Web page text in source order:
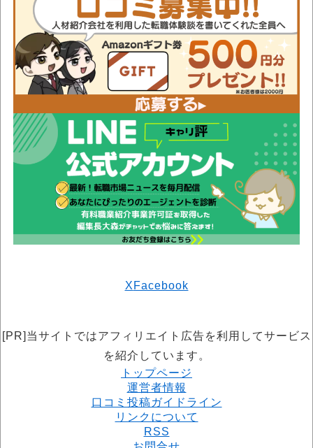
X Facebook
[PR]当サイトではアフィリエイト広告を利用してサービス
を紹介しています。
トップページ
運営者情報
口コミ投稿ガイドライン
リンクについて
RSS